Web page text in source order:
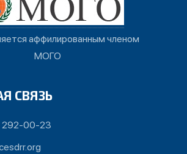
аффилированным членом
МОГО
СВЯЗЬ
292-00-23